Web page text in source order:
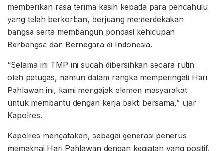
memberikan rasa terima kasih kepada para pendahulu
yang telah berkorban, berjuang memerdekakan
bangsa serta membangun pondasi kehidupan
Berbangsa dan Bernegara di Indonesia.
“Selama ini TMP ini sudah dibersihkan secara rutin
oleh petugas, namun dalam rangka memperingati Hari
Pahlawan ini, kami mengajak elemen masyarakat
untuk membantu dengan kerja bakti bersama,” ujar
Kapolres.
Kapolres mengatakan, sebagai generasi penerus
memaknai Hari Pahlawan dengan kegiatan yang positif.